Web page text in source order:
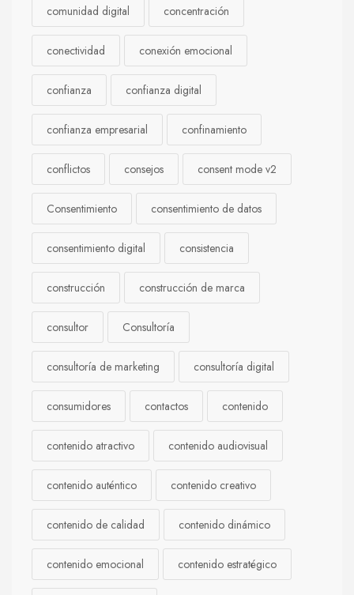
comunidad digital concentración
conectividad conexión emocional
confianza confianza digital
confianza empresarial confinamiento
conflictos consejos consent mode v2
Consentimiento consentimiento de datos
consentimiento digital consistencia
construcción construcción de marca
consultor Consultoría
consultoría de marketing consultoría digital
consumidores contactos contenido
contenido atractivo contenido audiovisual
contenido auténtico contenido creativo
contenido de calidad contenido dinámico
contenido emocional contenido estratégico